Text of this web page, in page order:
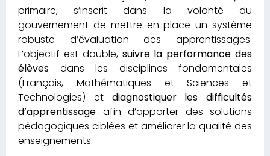
primaire, s’inscrit dans la volonté du
gouvernement de mettre en place un système
robuste d’évaluation des apprentissages.
L’objectif est double, suivre la performance des
élèves dans les disciplines fondamentales
(Français, Mathématiques et Sciences et
Technologies) et diagnostiquer les difficultés
d’apprentissage afin d’apporter des solutions
pédagogiques ciblées et améliorer la qualité des
enseignements.